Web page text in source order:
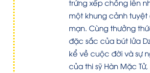
trứng xếp chồng lên
một khung cảnh tuyệt
mạn. Cùng thưởng
đặc sắc của bút lửa
kể về cuộc đời và sự
của thi sỹ Hàn Mặc